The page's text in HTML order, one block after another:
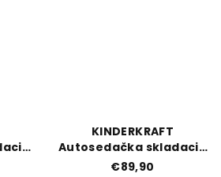
KINDERKRAFT
Autosedačka skladacia
Unity 2 I-Size Green
€89,90